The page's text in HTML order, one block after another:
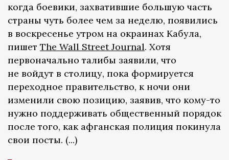
когда боевики, захватившие большую часть
страны чуть более чем за неделю, появились
в воскресенье утром на окраинах Кабула,
пишет The Wall Street Journal. Хотя
первоначально талибы заявили, что
не войдут в столицу, пока формируется
переходное правительство, к ночи они
изменили свою позицию, заявив, что кому-то
нужно поддерживать общественный порядок
после того, как афганская полиция покинула
свои посты. (...)